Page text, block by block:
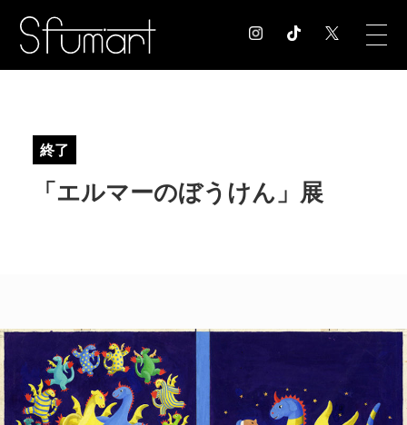
EXHIBITION 展覧会情報
CONTACT お問合せ
終了
「エルマーのぼうけん」展